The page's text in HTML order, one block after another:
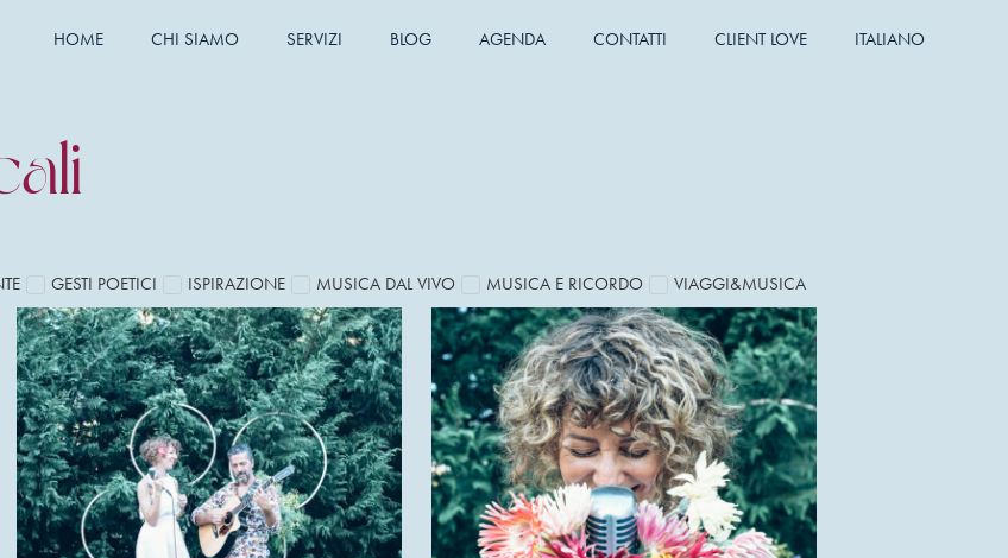
HOME CHI SIAMO SERVIZI BLOG AGENDA CONTATTI CLIENT LOVE ITALIANO
GESTI POETICI ISPIRAZIONE MUSICA DAL VIVO MUSICA E RICORDO VIAGGI&MUSICA